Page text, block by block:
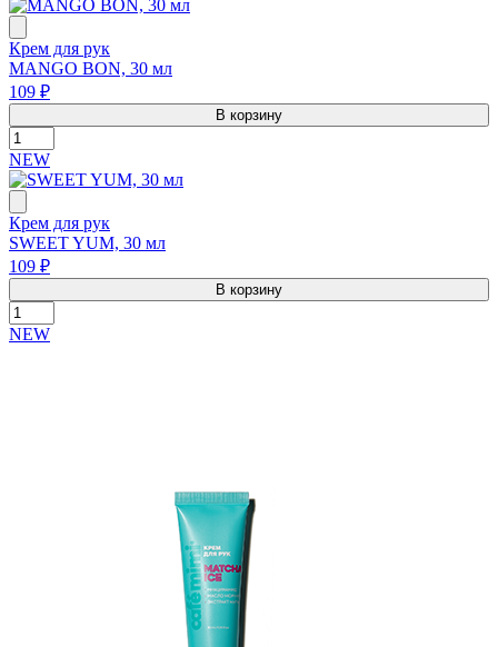
Крем для рук
MANGO BON, 30 мл
109 ₽
В корзину
NEW
Крем для рук
SWEET YUM, 30 мл
109 ₽
В корзину
NEW